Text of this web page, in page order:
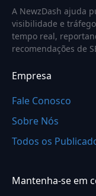
A NewzDash ajuda
visibilidade e
tempo real,
recomendações de
Empresa
Fale Conosco
Sobre Nós
Todos os
Mantenha-se em